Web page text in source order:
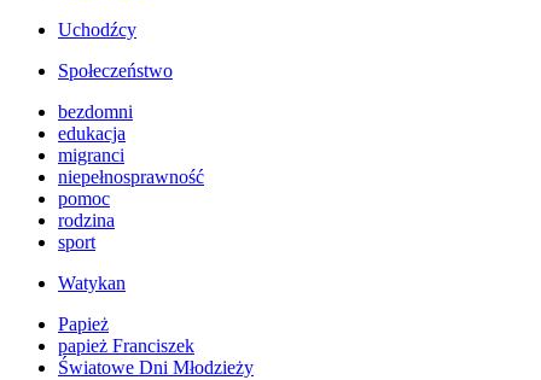
Uchodźcy
Społeczeństwo
bezdomni
edukacja
migranci
niepełnosprawność
pomoc
rodzina
sport
Watykan
Papież
papież Franciszek
Światowe Dni Młodzieży